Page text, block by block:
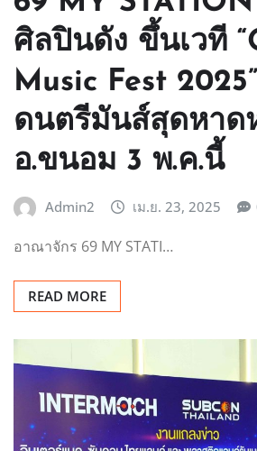
ศิลปินดัง ขึ้นเวที
Music Fest
ดนตรีมันส์สุดหาด
อ.ขนอม 3 พ.ค.นี้
Admin2 เม.ย. 23, 2025
อาณาจักร 69 MY STATI…
READ MORE